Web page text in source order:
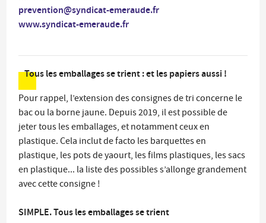
prevention@syndicat-emeraude.fr
www.syndicat-emeraude.fr
Tous les emballages se trient : et les papiers aussi !
Pour rappel, l’extension des consignes de tri concerne le
bac ou la borne jaune. Depuis 2019, il est possible de
jeter tous les emballages, et notamment ceux en
plastique. Cela inclut de facto les barquettes en
plastique, les pots de yaourt, les films plastiques, les sacs
en plastique... la liste des possibles s’allonge grandement
avec cette consigne !
SIMPLE. Tous les emballages se trient